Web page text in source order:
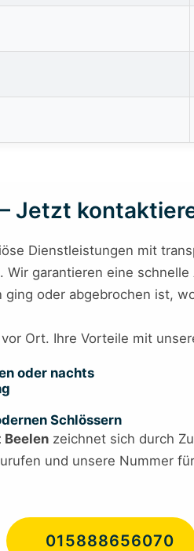
Jetzt
Dienstleistungen mit
garantieren eine
oder abgebrochen ist,
Ort. Ihre Vorteile mit
oder nachts
Schlössern
zeichnet sich durch
und unsere Nummer
015888656070